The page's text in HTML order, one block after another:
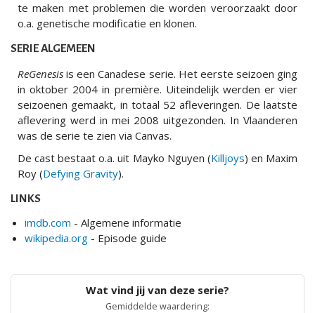
te maken met problemen die worden veroorzaakt door
o.a. genetische modificatie en klonen.
SERIE ALGEMEEN
ReGenesis is een Canadese serie. Het eerste seizoen ging
in oktober 2004 in première. Uiteindelijk werden er vier
seizoenen gemaakt, in totaal 52 afleveringen. De laatste
aflevering werd in mei 2008 uitgezonden. In Vlaanderen
was de serie te zien via Canvas.
De cast bestaat o.a. uit Mayko Nguyen (Killjoys) en Maxim
Roy (Defying Gravity).
LINKS
imdb.com - Algemene informatie
wikipedia.org - Episode guide
Gemiddelde waardering: